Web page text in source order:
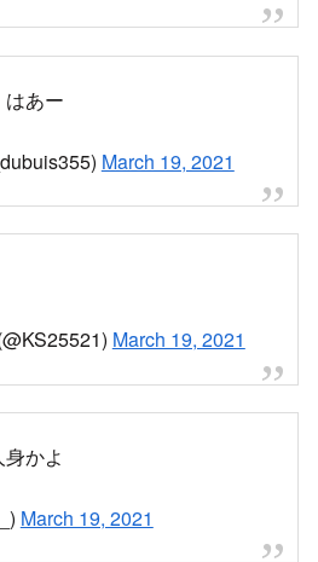
せています。統計から推測
分です。
通チーム (@level4_r) March
ぐそこで死んでたのね